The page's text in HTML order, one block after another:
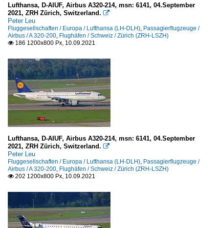
Lufthansa, D-AIUF, Airbus A320-214, msn: 6141, 04.September
2021, ZRH Zürich, Switzerland. 
Peter Leu
Fluggesellschaften / Europa / Lufthansa (LH-DLH), Passagierflugzeuge /
Airbus / A 320-200, Flughäfen / Schweiz / Zürich (ZRH-LSZH)
 186 1200x800 Px, 10.09.2021
Lufthansa, D-AIUF, Airbus A320-214, msn: 6141, 04.September
2021, ZRH Zürich, Switzerland. 
Peter Leu
Fluggesellschaften / Europa / Lufthansa (LH-DLH), Passagierflugzeuge /
Airbus / A 320-200, Flughäfen / Schweiz / Zürich (ZRH-LSZH)
 202 1200x800 Px, 10.09.2021